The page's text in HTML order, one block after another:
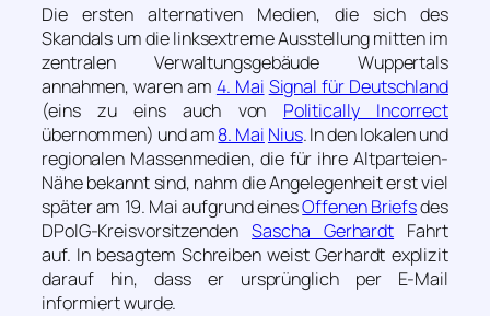
Die ersten alternativen Medien, die sich des
Skandals um die linksextreme Ausstellung mitten im
zentralen Verwaltungsgebäude Wuppertals
annahmen, waren am 4. Mai Signal für Deutschland
(eins zu eins auch von Politically Incorrect
übernommen) und am8. Mai Nius. In den lokalen und
regionalen Massenmedien, die für ihre Altparteien-
Nähe bekannt sind, nahm die Angelegenheit erst viel
später am 19. Mai aufgrund einesOffenen Briefsdes
DPolG-KreisvorsitzendenSascha Gerhardt Fahrt
auf. In besagtem Schreiben weist Gerhardt explizit
darauf hin, dass er ursprünglich per E-Mail
informiert wurde.